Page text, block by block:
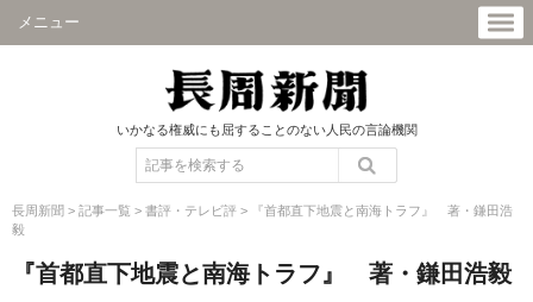
メニュー
いかなる権威にも屈することのない人民の言論機関
長周新聞 > 記事一覧 > 書評・テレビ評 >
『首都直下地震と南海トラフ』 著・鎌田浩
毅
『首都直下地震と南海トラフ』 著・鎌田浩毅